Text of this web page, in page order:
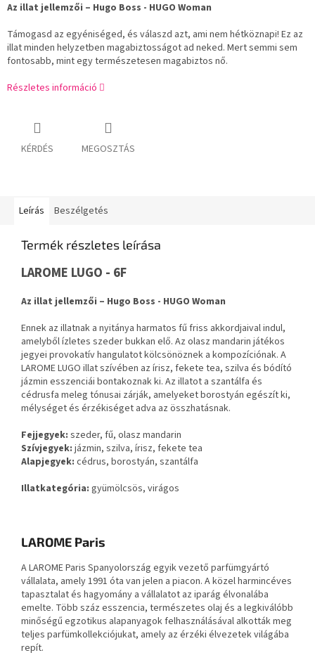
Az illat jellemzői – Hugo Boss - HUGO Woman
Támogasd az egyéniséged, és válaszd azt, ami nem hétköznapi! Ez az
illat minden helyzetben magabiztosságot ad neked. Mert semmi sem
fontosabb, mint egy természetesen magabiztos nő.
Részletes információ
KÉRDÉS MEGOSZTÁS
Leírás Beszélgetés
Termék részletes leírása
LAROME LUGO - 6F
Az illat jellemzői – Hugo Boss - HUGO Woman
Ennek az illatnak a nyitánya harmatos fű friss akkordjaival indul,
amelyből ízletes szeder bukkan elő. Az olasz mandarin játékos
jegyei provokatív hangulatot kölcsönöznek a kompozíciónak. A
LAROME LUGO illat szívében az írisz, fekete tea, szilva és bódító
jázmin esszenciái bontakoznak ki. Az illatot a szantálfa és
cédrusfa meleg tónusai zárják, amelyeket borostyán egészít ki,
mélységet és érzékiséget adva az összhatásnak.
Fejjegyek: szeder, fű, olasz mandarin
Szívjegyek: jázmin, szilva, írisz, fekete tea
Alapjegyek: cédrus, borostyán, szantálfa
Illatkategória: gyümölcsös, virágos
LAROME Paris
A LAROME Paris Spanyolország egyik vezető parfümgyártó
vállalata, amely 1991 óta van jelen a piacon. A közel harmincéves
tapasztalat és hagyomány a vállalatot az iparág élvonalába
emelte. Több száz esszencia, természetes olaj és a legkiválóbb
minőségű egzotikus alapanyagok felhasználásával alkották meg
teljes parfümkollekciójukat, amely az érzéki élvezetek világába
repít.